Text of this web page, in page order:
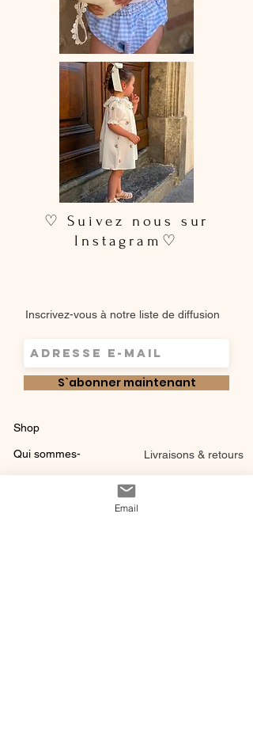
♡ Suivez nous sur
Instagram♡
Inscrivez-vous à notre liste de diffusion
S`abonner maintenant
Shop
Qui sommes- Livraisons & retours
Email